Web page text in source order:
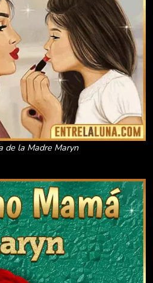
de la Madre Maryn